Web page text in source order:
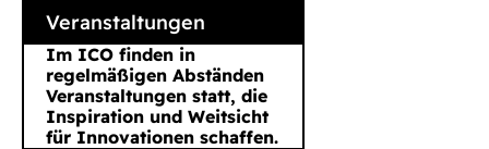
Veranstaltungen
Im ICO finden in
regelmäßigen Abständen
Veranstaltungen statt, die
Inspiration und Weitsicht
für Innovationen schaffen.